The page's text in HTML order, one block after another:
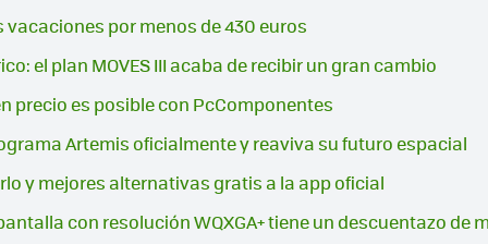
por menos de 430 euros
el plan MOVES III acaba de recibir un gran cambio
precio es posible con PcComponentes
Artemis oficialmente y reaviva su futuro espacial
y mejores alternativas gratis a la app oficial
con resolución WQXGA+ tiene un descuentazo de